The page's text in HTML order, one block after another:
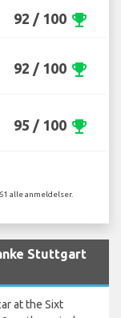
92 / 100 emoji_events
92 / 100 emoji_events
95 / 100 emoji_events
alle anmeldelser.
Stuttgart
at the Sixt